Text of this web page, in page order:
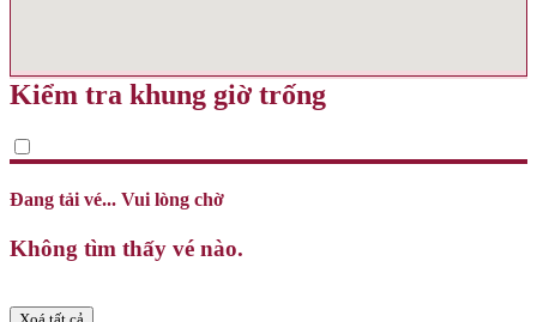
Kiểm tra khung giờ trống
Đang tải vé... Vui lòng chờ
Không tìm thấy vé nào.